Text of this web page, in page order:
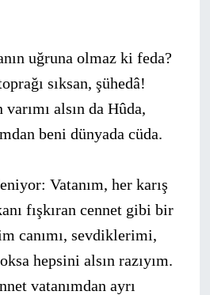
uğruna olmaz ki feda?
sıksan, şühedâ!
varımı alsın da Hûda,
beni dünyada cüda.
Vatanım, her karış
fışkıran cennet gibi bir
canımı, sev­diklerimi,
hepsini alsın razıyım.
vatanımdan ayrı